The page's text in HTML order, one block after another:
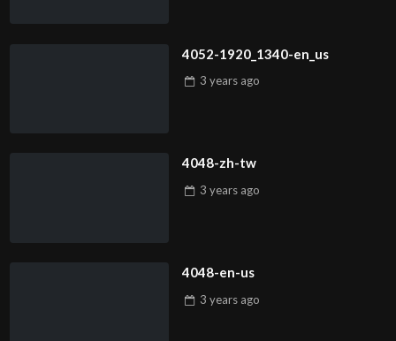
4052-1920_1340-en_us
3 years ago
4048-zh-tw
3 years ago
4048-en-us
3 years ago